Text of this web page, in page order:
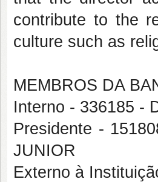
contribute to the
culture such as
MEMBROS DA
Interno - 336185 -
Presidente -
JUNIOR
Externo à